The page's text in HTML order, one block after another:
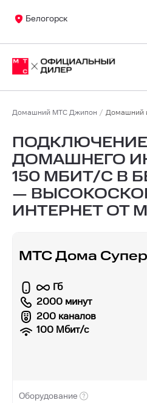
Белогорск
Домашний МТС Джипон Домашний
ПОДКЛЮЧЕНИЕ
ДОМАШНЕГО
150 МБИТ/С В
—
ИНТЕРНЕТ ОТ
МТС Дома Супер
Гб
2000 минут
200 каналов
100 Мбит/с
Оборудование